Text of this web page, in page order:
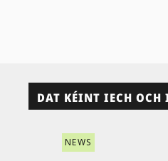
DAT KÉINT IECH OCH
NEWS